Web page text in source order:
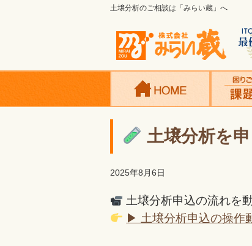
土壌分析のご相談は「みらい蔵」へ
土壌分析を
2025年8月6日
土壌分析申込の流れを
▶ 土壌分析申込の操作